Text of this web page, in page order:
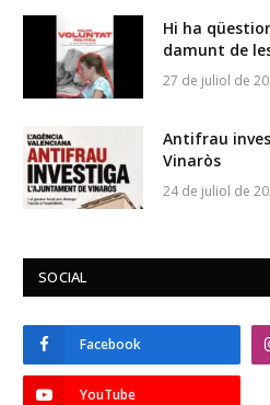
Hi ha
damunt de
27 de juliol de
Antifrau
Vinaròs
24 de juliol de
SOCIAL
Facebook
YouTube